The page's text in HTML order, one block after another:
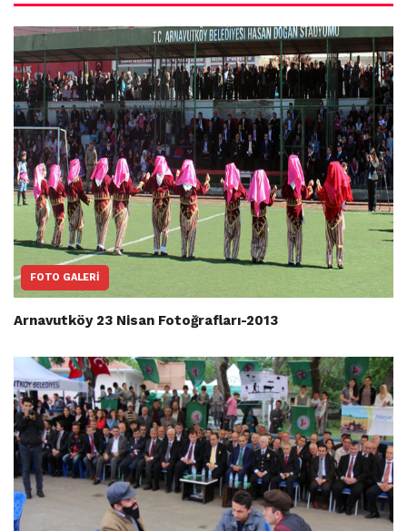
FOTO GALERI
Arnavutköy 23 Nisan Fotoğrafları-2013